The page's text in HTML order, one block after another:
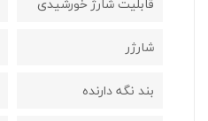
شارژر
بند نگه دارنده